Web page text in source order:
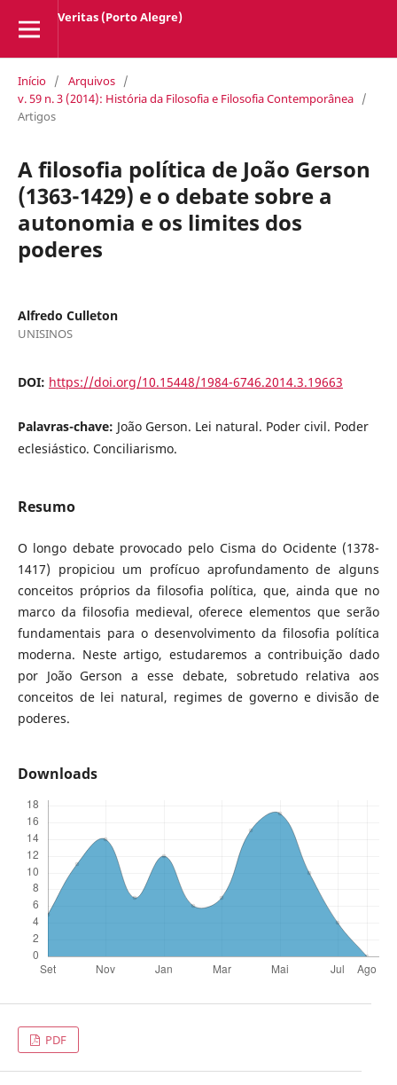
Veritas (Porto Alegre)
Início / Arquivos /
v. 59 n. 3 (2014): História da Filosofia e Filosofia Contemporânea /
Artigos
A filosofia política de João Gerson
(1363-1429) e o debate sobre a
autonomia e os limites dos
poderes
Alfredo Culleton
UNISINOS
DOI: https://doi.org/10.15448/1984-6746.2014.3.19663
Palavras-chave: João Gerson. Lei natural. Poder civil. Poder
eclesiástico. Conciliarismo.
Resumo
O longo debate provocado pelo Cisma do Ocidente (1378-
1417) propiciou um profícuo aprofundamento de alguns
conceitos próprios da filosofia política, que, ainda que no
marco da filosofia medieval, oferece elementos que serão
fundamentais para o desenvolvimento da filosofia política
moderna. Neste artigo, estudaremos a contribuição dado
por João Gerson a esse debate, sobretudo relativa aos
conceitos de lei natural, regimes de governo e divisão de
poderes.
Downloads
PDF